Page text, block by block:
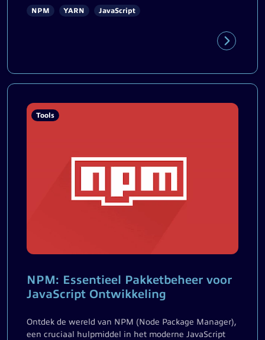
NPM YARN JavaScript
Tools
NPM: Essentieel Pakketbeheer voor
JavaScript Ontwikkeling
Ontdek de wereld van NPM (Node Package Manager),
een cruciaal hulpmiddel in het moderne JavaScript